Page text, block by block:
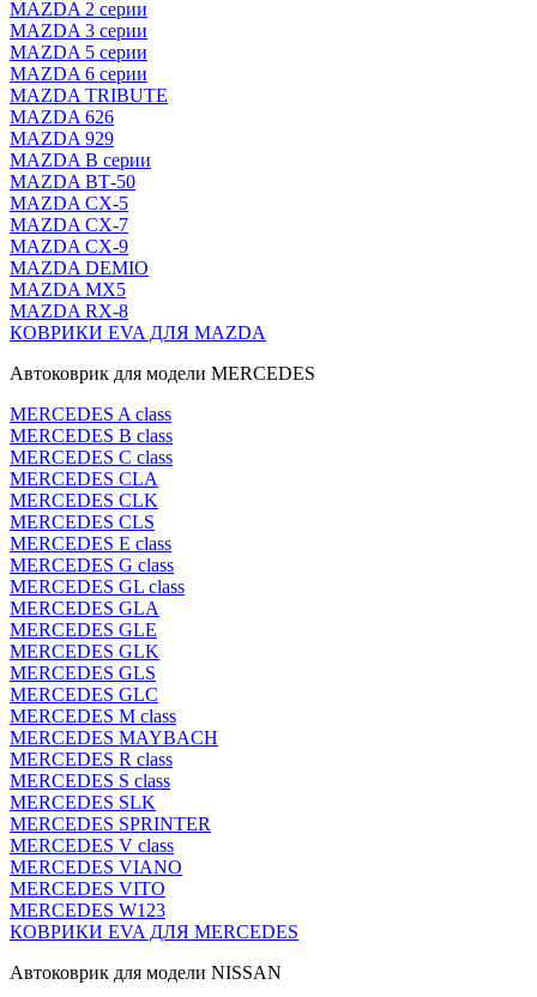
MAZDA 2 серии
MAZDA 3 серии
MAZDA 5 серии
MAZDA 6 серии
MAZDA TRIBUTE
MAZDA 626
MAZDA 929
MAZDA В серии
MAZDA ВТ-50
MAZDA CX-5
MAZDA CX-7
MAZDA CX-9
MAZDA DEMIO
MAZDA MX5
MAZDA RX-8
КОВРИКИ EVA ДЛЯ MAZDA
Автоковрик для модели MERCEDES
MERCEDES A class
MERCEDES B class
MERCEDES C class
MERCEDES CLA
MERCEDES CLK
MERCEDES CLS
MERCEDES E class
MERCEDES G class
MERCEDES GL class
MERCEDES GLA
MERCEDES GLE
MERCEDES GLK
MERCEDES GLS
MERCEDES GLC
MERCEDES M class
MERCEDES MAYBACH
MERCEDES R class
MERCEDES S class
MERCEDES SLK
MERCEDES SPRINTER
MERCEDES V class
MERCEDES VIANO
MERCEDES VITO
MERCEDES W123
КОВРИКИ EVA ДЛЯ MERCEDES
Автоковрик для модели NISSAN